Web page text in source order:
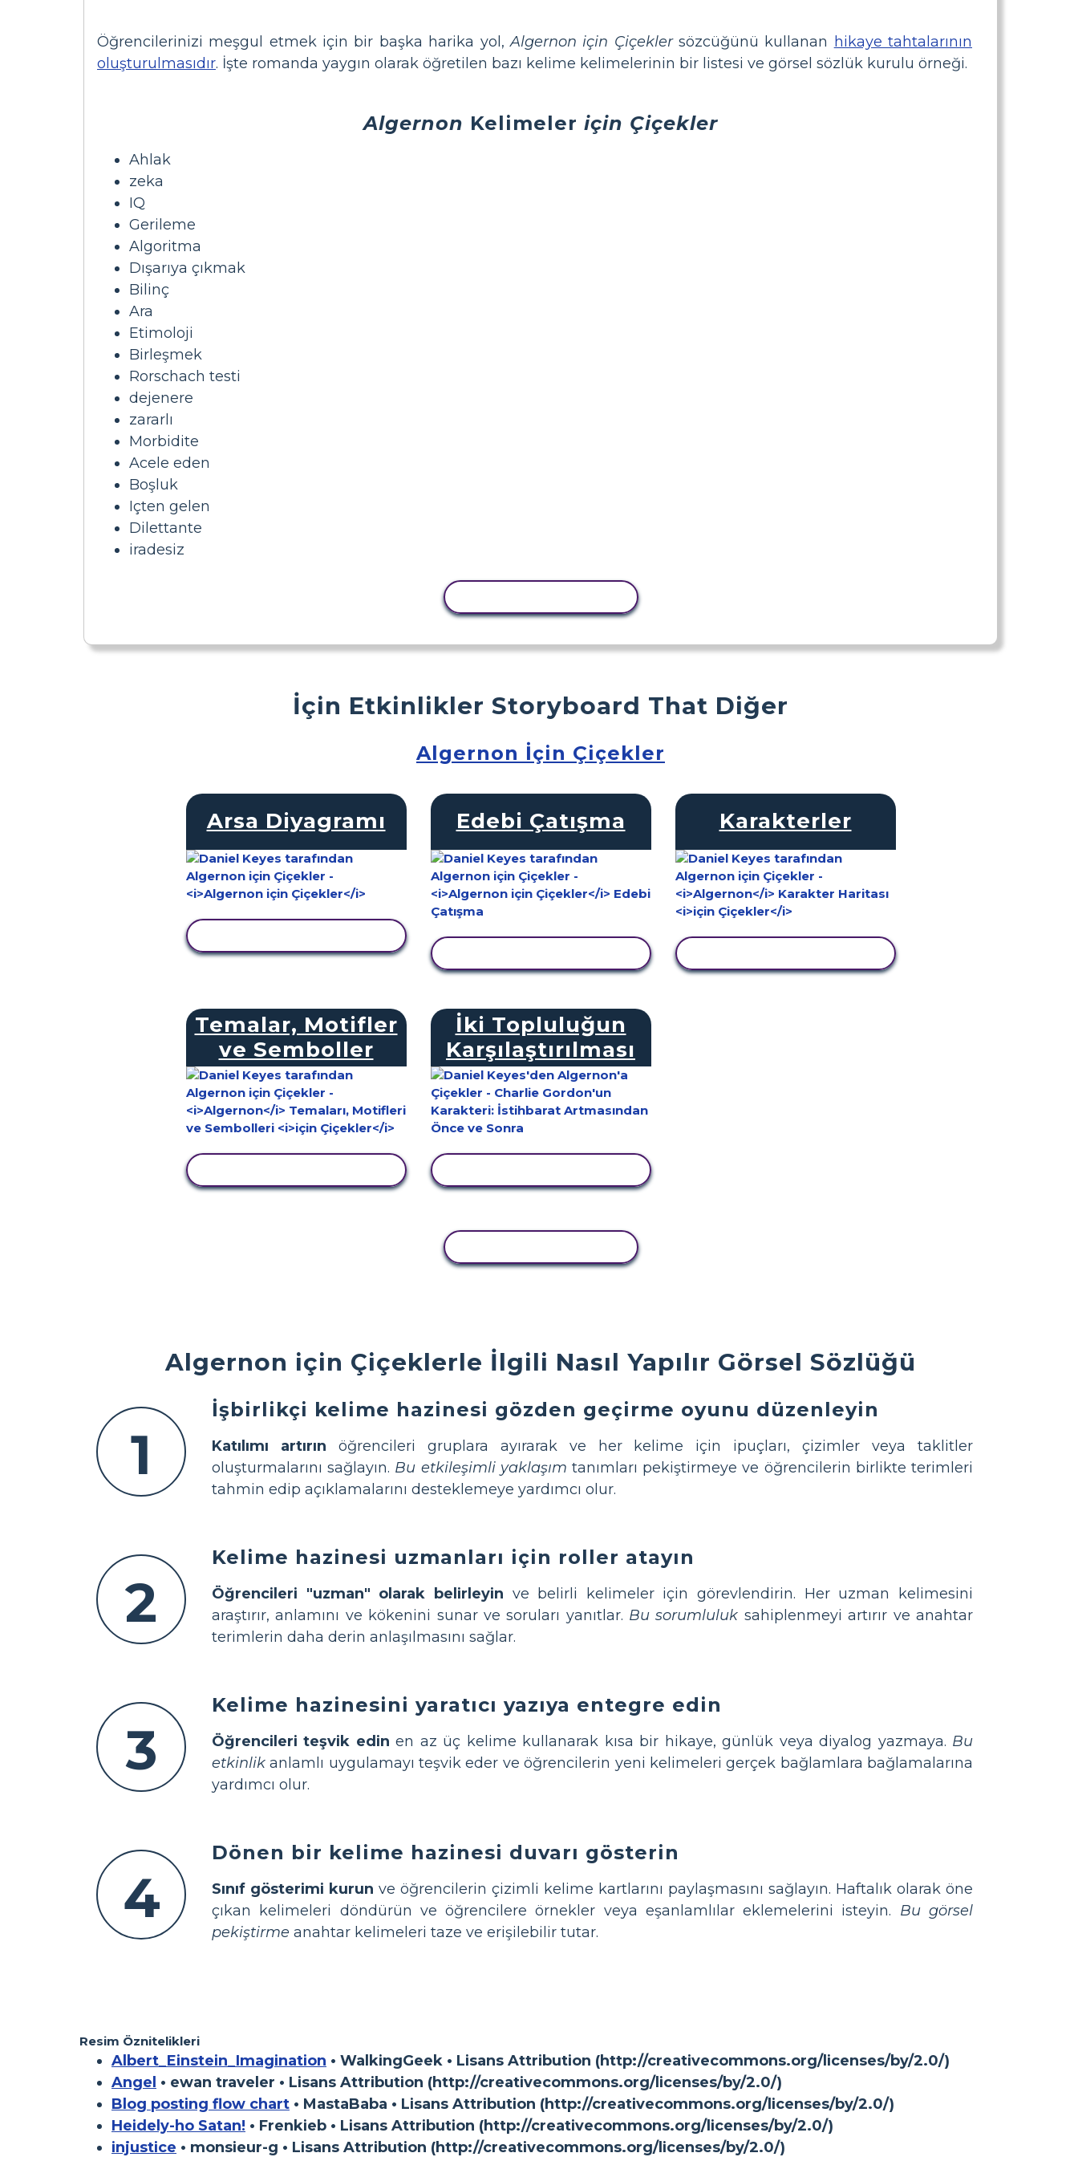
Öğrencilerinizi meşgul etmek için bir başka harika yol,Algernon için Çiçeklersözcüğünü kullanan hikaye tahtalarının
oluşturulmasıdır. İşte romanda yaygın olarak öğretilen bazı kelime kelimelerinin bir listesi ve görsel sözlük kurulu örneği.
Algernon Kelimeler için Çiçekler
Ahlak
zeka
IQ
Gerileme
Algoritma
Dışarıya çıkmak
Bilinç
Ara
Etimoloji
Birleşmek
Rorschach testi
dejenere
zararlı
Morbidite
Acele eden
Boşluk
Içten gelen
Dilettante
iradesiz
Algernon için Çiçeklerle İlgili Nasıl Yapılır Görsel Sözlüğü
1
İşbirlikçi kelime hazinesi gözden geçirme oyunu düzenleyin
Katılımı artırın öğrencileri gruplara ayırarak ve her kelime için ipuçları, çizimler veya taklitler
oluşturmalarını sağlayın. Bu etkileşimli yaklaşım tanımları pekiştirmeye ve öğrencilerin birlikte terimleri
tahmin edip açıklamalarını desteklemeye yardımcı olur.
2
Kelime hazinesi uzmanları için roller atayın
Öğrencileri "uzman" olarak belirleyin ve belirli kelimeler için görevlendirin. Her uzman kelimesini
araştırır, anlamını ve kökenini sunar ve soruları yanıtlar. Bu sorumluluk sahiplenmeyi artırır ve anahtar
terimlerin daha derin anlaşılmasını sağlar.
3
Kelime hazinesini yaratıcı yazıya entegre edin
Öğrencileri teşvik edin en az üç kelime kullanarak kısa bir hikaye, günlük veya diyalog yazmaya. Bu
etkinlik anlamlı uygulamayı teşvik eder ve öğrencilerin yeni kelimeleri gerçek bağlamlara bağlamalarına
yardımcı olur.
4
Dönen bir kelime hazinesi duvarı gösterin
Sınıf gösterimi kurun ve öğrencilerin çizimli kelime kartlarını paylaşmasını sağlayın. Haftalık olarak öne
çıkan kelimeleri döndürün ve öğrencilere örnekler veya eşanlamlılar eklemelerini isteyin. Bu görsel
pekiştirme anahtar kelimeleri taze ve erişilebilir tutar.
İçin Etkinlikler Storyboard That Diğer
Algernon İçin Çiçekler
Arsa Diyagramı Edebi Çatışma Karakterler
Temalar, Motifler
ve Semboller
İki Topluluğun
Karşılaştırılması
Resim Öznitelikleri
Albert_Einstein_Imagination • WalkingGeek • Lisans Attribution (http://creativecommons.org/licenses/by/2.0/)
Angel • ewan traveler • Lisans Attribution (http://creativecommons.org/licenses/by/2.0/)
Blog posting flow chart • MastaBaba • Lisans Attribution (http://creativecommons.org/licenses/by/2.0/)
Heidely-ho Satan! • Frenkieb • Lisans Attribution (http://creativecommons.org/licenses/by/2.0/)
injustice • monsieur-g • Lisans Attribution (http://creativecommons.org/licenses/by/2.0/)